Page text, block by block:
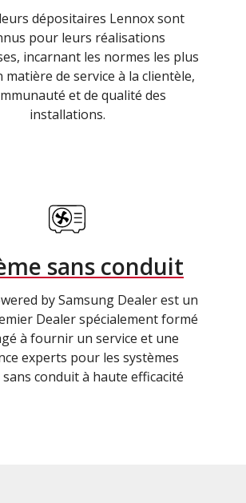
dépositaires Lennox sont
pour leurs réalisations
incarnant les normes les plus
matière de service à la clientèle,
et de qualité des
installations.
sans conduit
by Samsung Dealer est un
Dealer spécialement formé
à fournir un service et une
experts pour les systèmes
conduit à haute efficacité